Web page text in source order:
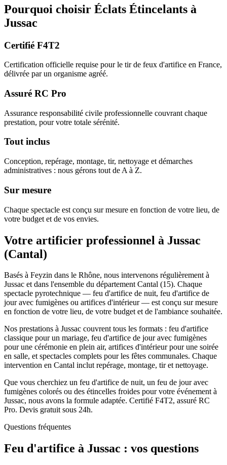
Pourquoi choisir Éclats Étincelants à
Jussac
Certifié F4T2
Certification officielle requise pour le tir de feux d'artifice en France,
délivrée par un organisme agréé.
Assuré RC Pro
Assurance responsabilité civile professionnelle couvrant chaque
prestation, pour votre totale sérénité.
Tout inclus
Conception, repérage, montage, tir, nettoyage et démarches
administratives : nous gérons tout de A à Z.
Sur mesure
Chaque spectacle est conçu sur mesure en fonction de votre lieu, de
votre budget et de vos envies.
Votre artificier professionnel à Jussac
(Cantal)
Basés à Feyzin dans le Rhône, nous intervenons régulièrement à
Jussac et dans l'ensemble du département Cantal (15). Chaque
spectacle pyrotechnique — feu d'artifice de nuit, feu d'artifice de
jour avec fumigènes ou artifices d'intérieur — est conçu sur mesure
en fonction de votre lieu, de votre budget et de l'ambiance souhaitée.
Nos prestations à Jussac couvrent tous les formats : feu d'artifice
classique pour un mariage, feu d'artifice de jour avec fumigènes
pour une cérémonie en plein air, artifices d'intérieur pour une soirée
en salle, et spectacles complets pour les fêtes communales. Chaque
intervention en Cantal inclut repérage, montage, tir et nettoyage.
Que vous cherchiez un feu d'artifice de nuit, un feu de jour avec
fumigènes colorés ou des étincelles froides pour votre événement à
Jussac, nous avons la formule adaptée. Certifié F4T2, assuré RC
Pro. Devis gratuit sous 24h.
Questions fréquentes
Feu d'artifice à Jussac : vos questions